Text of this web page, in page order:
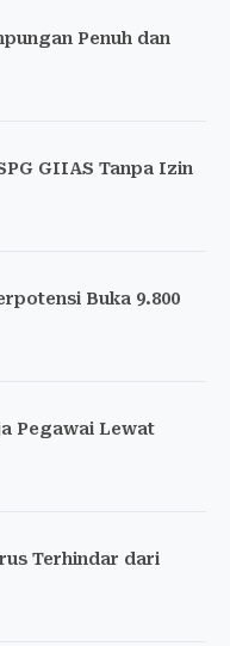
Penuh dan
GIIAS Tanpa Izin
Buka 9.800
Pegawai Lewat
Terhindar dari